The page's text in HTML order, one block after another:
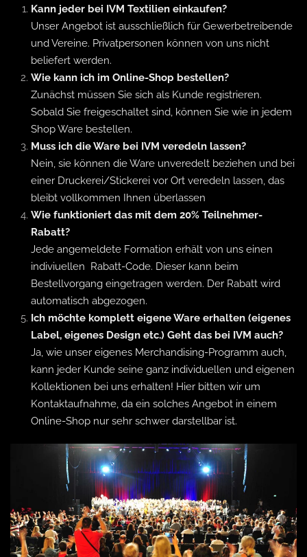
Kann jeder bei IVM Textilien einkaufen?
Unser Angebot ist ausschließlich für Gewerbetreibende
und Vereine. Privatpersonen können von uns nicht
beliefert werden.
Wie kann ich im Online-Shop bestellen?
Zunächst müssen Sie sich als Kunde registrieren.
Sobald Sie freigeschaltet sind, können Sie wie in jedem
Shop Ware bestellen.
Muss ich die Ware bei IVM veredeln lassen?
Nein, sie können die Ware unveredelt beziehen und bei
einer Druckerei/Stickerei vor Ort veredeln lassen, das
bleibt vollkommen Ihnen überlassen
Wie funktioniert das mit dem 20% Teilnehmer-
Rabatt?
Jede angemeldete Formation erhält von uns einen
indiviuellen Rabatt-Code. Dieser kann beim
Bestellvorgang eingetragen werden. Der Rabatt wird
automatisch abgezogen.
Ich möchte komplett eigene Ware erhalten (eigenes
Label, eigenes Design etc.) Geht das bei IVM auch?
Ja, wie unser eigenes Merchandising-Programm auch,
kann jeder Kunde seine ganz individuellen und eigenen
Kollektionen bei uns erhalten! Hier bitten wir um
Kontaktaufnahme, da ein solches Angebot in einem
Online-Shop nur sehr schwer darstellbar ist.